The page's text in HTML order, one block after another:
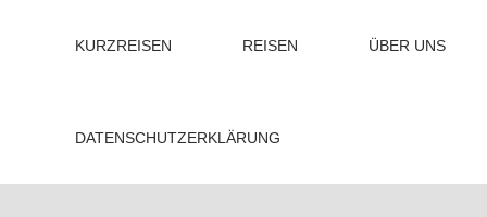
KURZREISEN REISEN ÜBER UNS
DATENSCHUTZERKLÄRUNG